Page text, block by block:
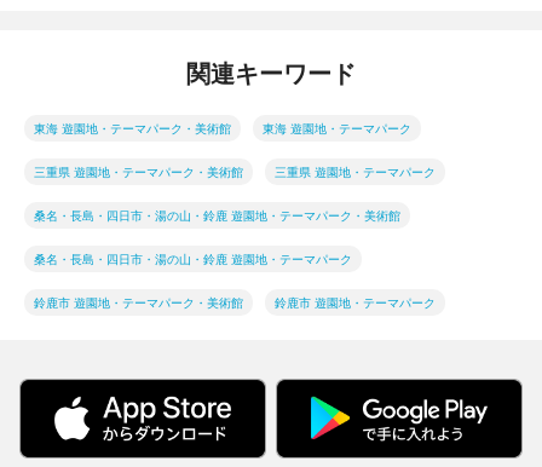
関連キーワード
東海 遊園地・テーマパーク・美術館 東海 遊園地・テーマパーク
三重県 遊園地・テーマパーク・美術館 三重県 遊園地・テーマパーク
桑名・長島・四日市・湯の山・鈴鹿 遊園地・テーマパーク・美術館
桑名・長島・四日市・湯の山・鈴鹿 遊園地・テーマパーク
鈴鹿市 遊園地・テーマパーク・美術館 鈴鹿市 遊園地・テーマパーク